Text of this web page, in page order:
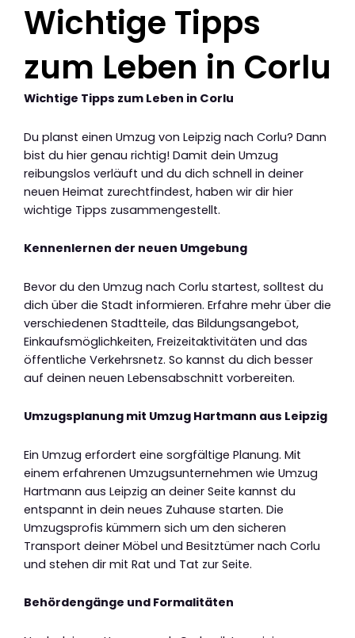
Wichtige Tipps
zum Leben in Corlu
Wichtige Tipps zum Leben in Corlu
Du planst einen Umzug von Leipzig nach Corlu? Dann
bist du hier genau richtig! Damit dein Umzug
reibungslos verläuft und du dich schnell in deiner
neuen Heimat zurechtfindest, haben wir dir hier
wichtige Tipps zusammengestellt.
Kennenlernen der neuen Umgebung
Bevor du den Umzug nach Corlu startest, solltest du
dich über die Stadt informieren. Erfahre mehr über die
verschiedenen Stadtteile, das Bildungsangebot,
Einkaufsmöglichkeiten, Freizeitaktivitäten und das
öffentliche Verkehrsnetz. So kannst du dich besser
auf deinen neuen Lebensabschnitt vorbereiten.
Umzugsplanung mit Umzug Hartmann aus Leipzig
Ein Umzug erfordert eine sorgfältige Planung. Mit
einem erfahrenen Umzugsunternehmen wie Umzug
Hartmann aus Leipzig an deiner Seite kannst du
entspannt in dein neues Zuhause starten. Die
Umzugsprofis kümmern sich um den sicheren
Transport deiner Möbel und Besitztümer nach Corlu
und stehen dir mit Rat und Tat zur Seite.
Behördengänge und Formalitäten